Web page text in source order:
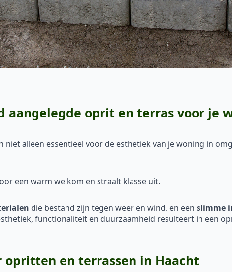
aangelegde oprit en terras voor je
niet alleen essentieel voor de esthetiek van je woning in
een warm welkom en straalt klasse uit.
die bestand zijn tegen weer en wind, en een slimme
functionaliteit en duurzaamheid resulteert in een
en terrassen in Haacht